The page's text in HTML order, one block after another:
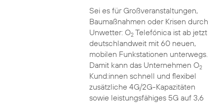
Sei es für Großveranstaltungen,
Baumaßnahmen oder Krisen durch
Unwetter: O2Telefónica ist ab jetzt
deutschlandweit mit 60 neuen,
mobilen Funkstationen unterwegs.
Damit kann das Unternehmen O2
Kund:innen schnell und flexibel
zusätzliche 4G/2G-Kapazitäten
sowie leistungsfähiges 5G auf 3,6